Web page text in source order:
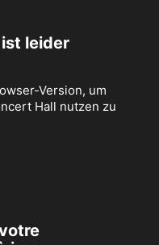
leider
Version, um
Hall nutzen zu